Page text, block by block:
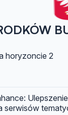
horyzoncie 2
serwisów